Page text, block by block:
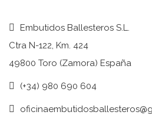
Embutidos Ballesteros S.L.
Ctra N-122, Km. 424
49800 Toro (Zamora) España
(+34) 980 690 604